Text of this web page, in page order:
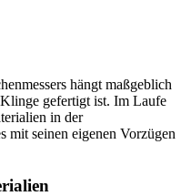
hängt maßgeblich
gefertigt ist. Im Laufe
in der
mit seinen eigenen Vorzügen